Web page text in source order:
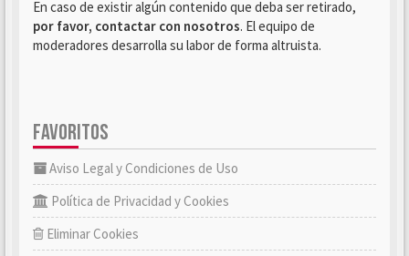
En caso de existir algún contenido que deba ser retirado,
por favor, contactar con nosotros. El equipo de
moderadores desarrolla su labor de forma altruista.
FAVORITOS
Aviso Legal y Condiciones de Uso
Política de Privacidad y Cookies
Eliminar Cookies